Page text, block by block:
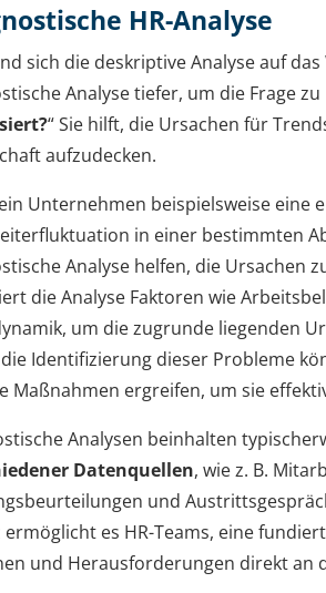
HR-Analyse
sich die deskriptive Analyse auf
Analyse tiefer, um die Frage
“ Sie hilft, die Ursachen für
aufzudecken.
Unternehmen beispielsweise eine
in einer bestimmten
Analyse helfen, die Ursachen
die Analyse Faktoren wie
um die zugrunde liegenden
Identifizierung dieser Probleme
Maßnahmen ergreifen, um sie
Analysen beinhalten
Datenquellen, wie z. B.
und
ermöglicht es HR-Teams, eine
und Herausforderungen direkt an